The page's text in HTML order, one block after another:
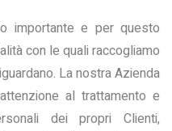
importante e per questo
con le quali raccogliamo
La nostra Azienda
al trattamento e
dei propri Clienti,